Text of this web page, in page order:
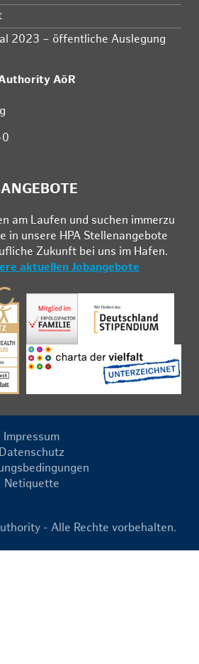
2023 – öffentliche Auslegung
AöR
am Lau­fen und su­chen im­mer­zu
in un­se­re HPA Stel­len­an­ge­bo­te
Zu­kunft bei uns im Ha­fen.
aktuellen Jobangebote
Impressum
Datenschutz
Netiquette
- Alle Rechte vorbehalten.